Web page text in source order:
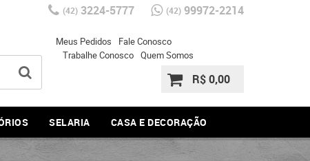
(42)3224-5777 (42)99972-2214
Meus Pedidos
Fale Conosco
Trabalhe Conosco Quem Somos
R$ 0,00
SELARIA CASA E DECORAÇÃO